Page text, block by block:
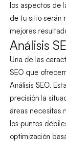
los aspectos de
de tu sitio serán
mejores
Análisis
Una de las
SEO que
Análisis SEO.
precisión la
áreas necesitas
los puntos
optimización